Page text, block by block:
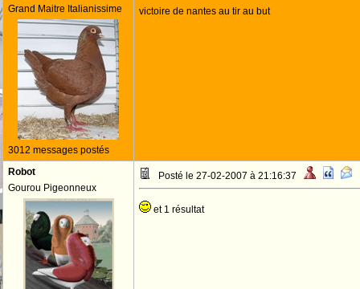
Grand Maitre Italianissime
3012 messages postés
victoire de nantes au tir au but
Robot
Gourou Pigeonneux
Posté le 27-02-2007 à 21:16:37
et 1 résultat